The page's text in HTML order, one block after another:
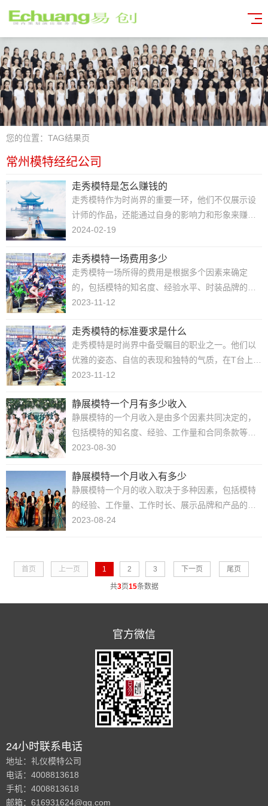
您的位置： TAG结果页
常州模特经纪公司
走秀模特是怎么赚钱的
走秀模特作为时尚界的重要一环，他们不仅展示设
计师的作品，还能通过自身的影响力和形象来赚取
丰厚的收入。那么，走秀模特是如何赚钱的呢？跟
言：走秀模特的影响力和知名度往往能够吸引品牌
的关注，他们有机会成为品牌的代言人。模特代言
可以是品牌形象代言......
2024-02-19
走秀模特一场费用多少
走秀模特一场所得的费用是根据多个因素来确定
的，包括模特的知名度、经验水平、时装品牌的声
誉和预算等。以下是宁波模特公司认为一些常见的
和经验水平：知名度高的模特通常能够获得更高的
薪资。他们在行业中建立了良好的声誉，可能会被
更多的品牌和设计师......
2023-11-12
走秀模特的标准要求是什么
走秀模特是时尚界中备受瞩目的职业之一。他们以
优雅的姿态、自信的表现和独特的气质，在T台上展
示设计师的作品。成为一名出色的走秀模特并不容
应具备的要求：身材比例好：走秀模特的身材比例
是非常重要的。一般来说，身高要求在5英尺7英寸
（170厘米......
2023-11-12
静展模特一个月有多少收入
静展模特的一个月收入是由多个因素共同决定的，
包括模特的知名度、经验、工作量和合同条款等。
易创模特经纪公司以下是一些可能影响静展模特一
经验丰富的模特通常可以得到更多的工作机会和更
高的薪酬。他们在行业内有良好的声誉和广泛的联
系，因此能够获......
2023-08-30
静展模特一个月收入有多少
静展模特一个月的收入取决于多种因素，包括模特
的经验、工作量、工作时长、展示品牌和产品的类
型以及市场需求等。以下是一些可能影响静展模特
行业内的知名度和口碑更高，能够为品牌和产品带
来更高的展示价值......
2023-08-24
首页 上一页 1 2 3 下一页 尾页
共3页15条数据
官方微信
24小时联系电话
地址：礼仪模特公司
电话：4008813618
手机：4008813618
邮箱：616931624@qq.com